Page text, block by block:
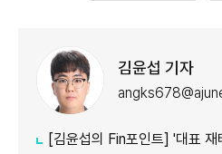
김윤섭 기자
[김윤섭의 Fin포인트] '대표 재테크 통장'